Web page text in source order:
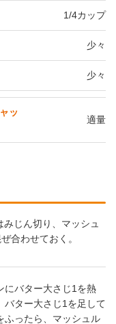
1/4カップ
少々
少々
ッ
適量
じん切り、マッシュ
合わせておく。
にバター大さじ1を熱
バター大さじ1を足して
ふったら、マッシュル